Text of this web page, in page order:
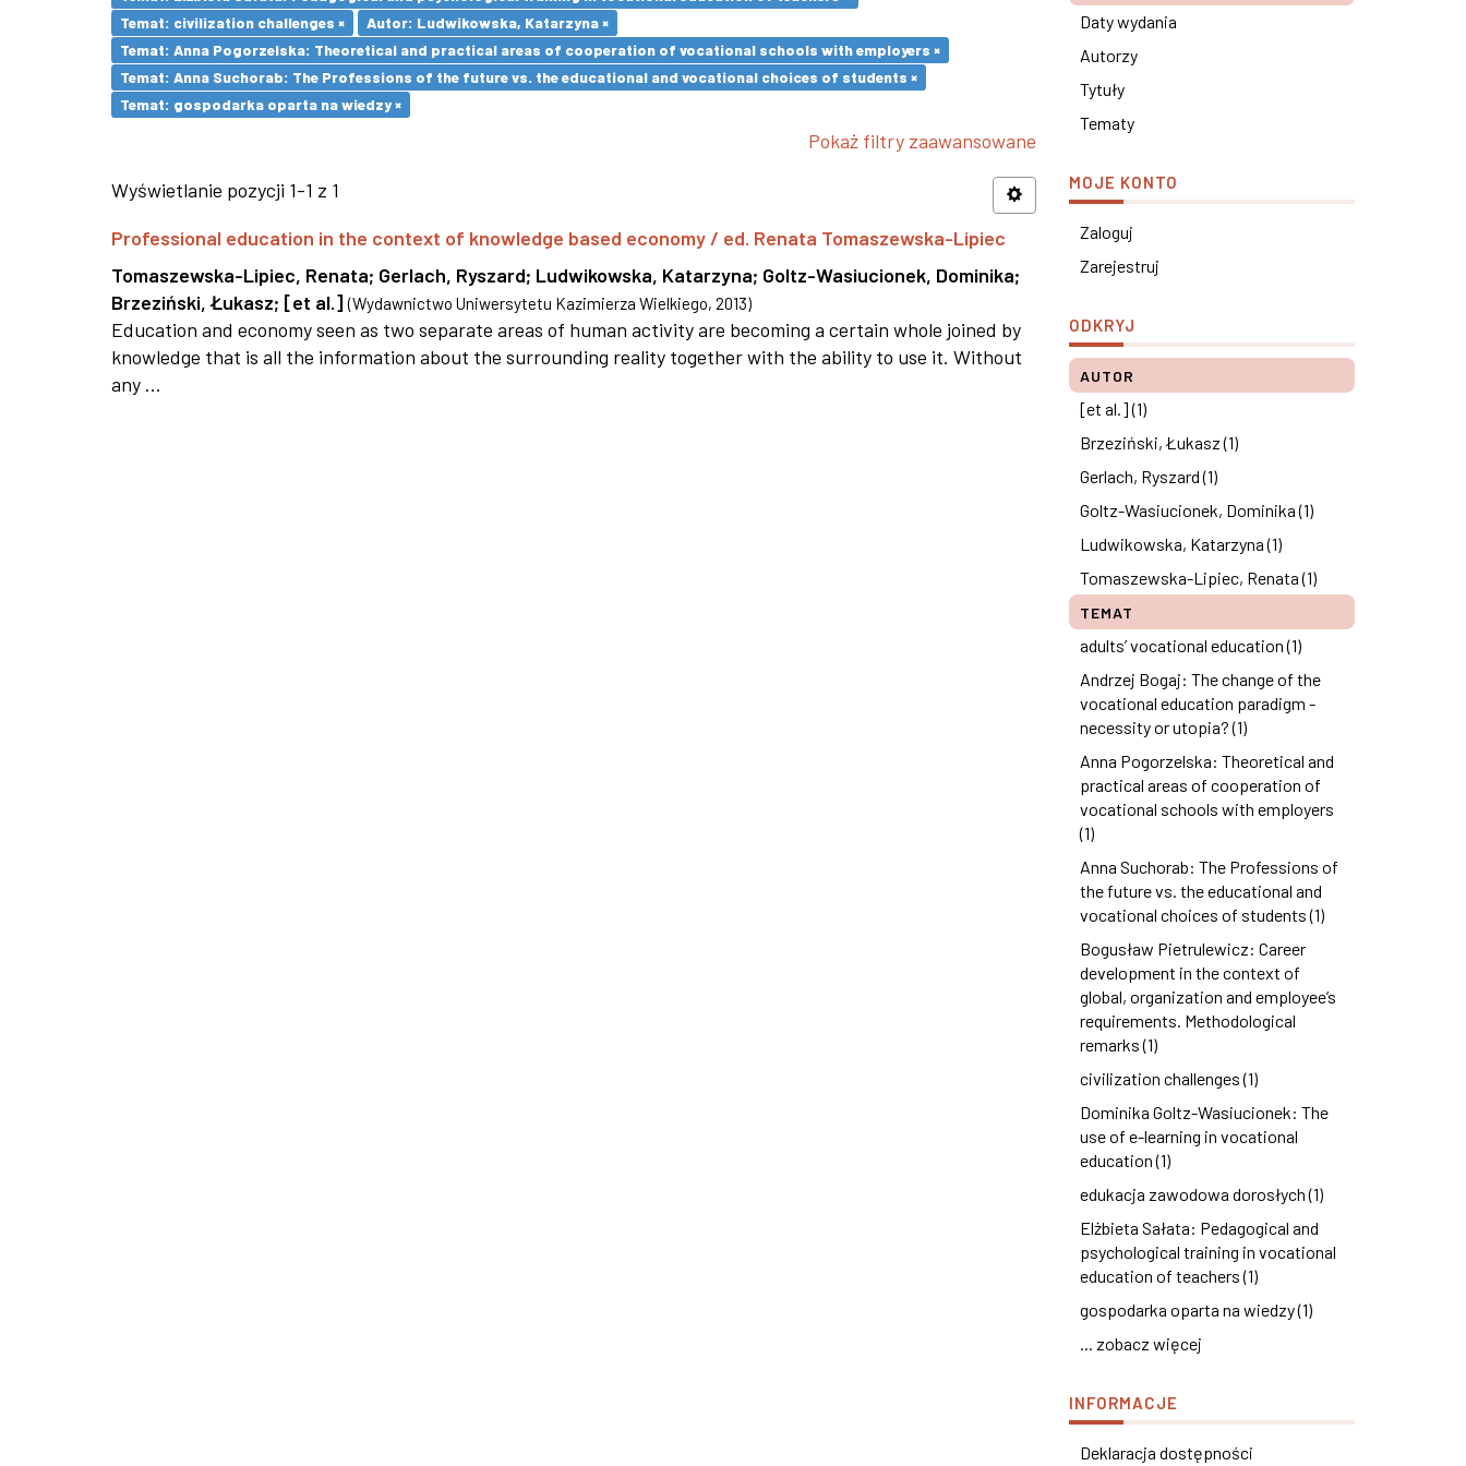
Temat: civilization challenges ×
Autor: Ludwikowska, Katarzyna ×
Temat: Anna Pogorzelska: Theoretical and practical areas of cooperation of vocational schools with employers ×
Temat: Anna Suchorab: The Professions of the future vs. the educational and vocational choices of students ×
Temat: gospodarka oparta na wiedzy ×
Pokaż filtry zaawansowane
Wyświetlanie pozycji 1-1 z 1
Professional education in the context of knowledge based economy / ed. Renata Tomaszewska-Lipiec
Tomaszewska-Lipiec, Renata; Gerlach, Ryszard; Ludwikowska, Katarzyna; Goltz-Wasiucionek, Dominika;
Brzeziński, Łukasz; [et al.] (Wydawnictwo Uniwersytetu Kazimierza Wielkiego, 2013)
Education and economy seen as two separate areas of human activity are becoming a certain whole joined by
knowledge that is all the information about the surrounding reality together with the ability to use it. Without
any ...
Daty wydania
Autorzy
Tytuły
Tematy
MOJE KONTO
Zaloguj
Zarejestruj
ODKRYJ
AUTOR
[et al.] (1)
Brzeziński, Łukasz (1)
Gerlach, Ryszard (1)
Goltz-Wasiucionek, Dominika (1)
Ludwikowska, Katarzyna (1)
Tomaszewska-Lipiec, Renata (1)
TEMAT
adults’ vocational education (1)
Andrzej Bogaj: The change of the
vocational education paradigm -
necessity or utopia? (1)
Anna Pogorzelska: Theoretical and
practical areas of cooperation of
vocational schools with employers
(1)
Anna Suchorab: The Professions of
the future vs. the educational and
vocational choices of students (1)
Bogusław Pietrulewicz: Career
development in the context of
global, organization and employee’s
requirements. Methodological
remarks (1)
civilization challenges (1)
Dominika Goltz-Wasiucionek: The
use of e-learning in vocational
education (1)
edukacja zawodowa dorosłych (1)
Elżbieta Sałata: Pedagogical and
psychological training in vocational
education of teachers (1)
gospodarka oparta na wiedzy (1)
... zobacz więcej
INFORMACJE
Deklaracja dostępności